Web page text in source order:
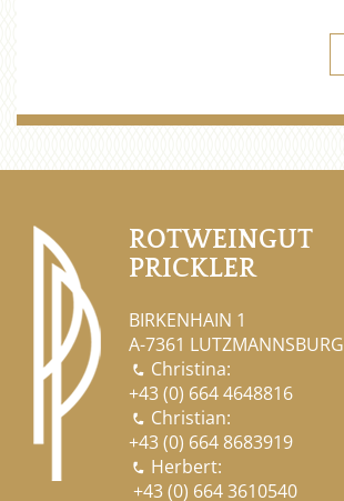
ROTWEINGUT
PRICKLER
BIRKENHAIN 1
A-7361 LUTZMANNSBURG
 Christina:
+43 (0) 664 4648816
 Christian:
+43 (0) 664 8683919
 Herbert:
+43 (0) 664 3610540